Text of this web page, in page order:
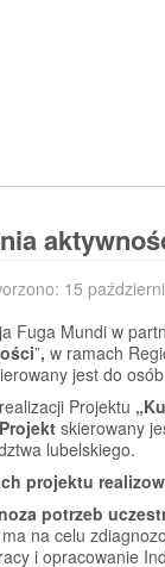
15
Fuga Mundi w
”, w ramach
jest do
Projektu
Projekt skierowany
lubelskiego.
projektu
potrzeb
ma na celu
i opracowanie